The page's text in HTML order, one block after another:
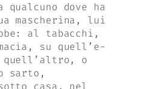
qualcuno dove ha
mascherina, lui
al tabacchi,
su quell’e-
quell’altro, o
sarto,
casa, nel